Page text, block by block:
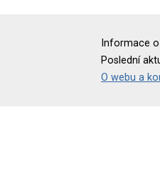
Informace
Poslední
O webu a